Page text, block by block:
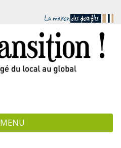
MENU